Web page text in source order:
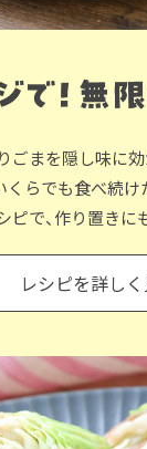
ごまを隠し味に効
くらでも食べ続
ピで、作り置きに
レシピを詳し